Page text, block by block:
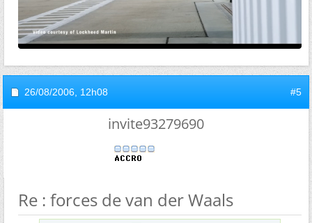
26/08/2006, 12h08 #5
invite93279690
Re : forces de van der Waals